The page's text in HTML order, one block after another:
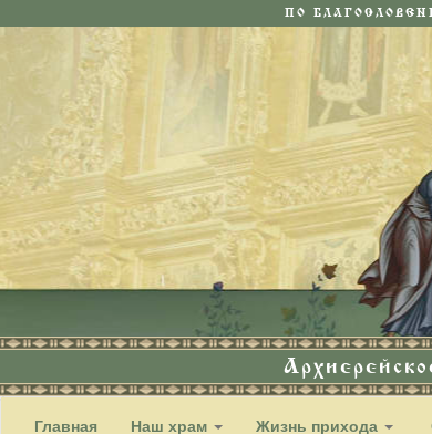
ПО
Главная Наш храм Жизнь прихода